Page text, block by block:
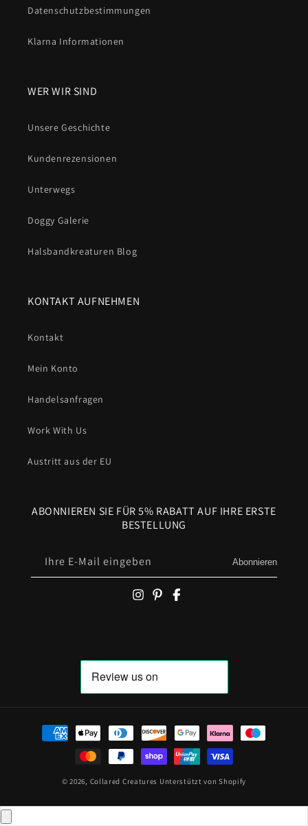
Datenschutzbestimmungen
Klarna Informationen
WER WIR SIND
Unsere Geschichte
Kundenrezensionen
Unterwegs
Doggy Galerie
Halsbandkreaturen Blog
KONTAKT AUFNEHMEN
Kontakt
Mein Konto
Handelsanfragen
Work With Us
Austritt aus der EU
ABONNIEREN SIE FÜR 5% RABATT AUF IHRE ERSTE
BESTELLUNG
Ihre E-Mail eingeben Abonnieren
Zahlungsmöglichkeiten
© 2026, Collared Creatures Unterstützt von Shopify